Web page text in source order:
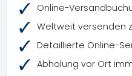
Online-
Weltweit versenden
Detaillierte Online-
Abholung vor Ort